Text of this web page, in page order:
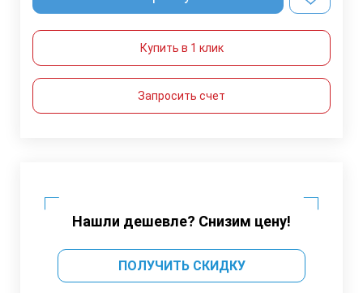
Купить в 1 клик
Запросить счет
Нашли дешевле? Снизим цену!
ПОЛУЧИТЬ СКИДКУ